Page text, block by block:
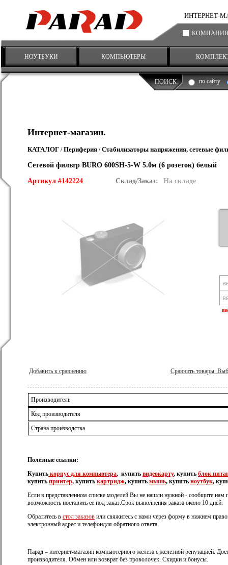
ИНТЕРНЕТ-
КОМПАНИЯ
НОУТБУКИ КОМПЬЮТЕРЫ
ПОИСК по сайту
Интернет-магазин.
КАТАЛОГ /Периферия /Стабилизаторы напряжения, сетевые
Сетевой фильтр BURO 600SH-5-W 5.0м (6 розеток) белый
Артикул #142224
Склад/Заказ: На складе
Добавить к сравнению Сравнить товары.
Производитель
Код производителя
Страна производства
Полезные ссылки:
Купить корпус для компьютера, купить видеокарту, купить блок
купить принтер, купить картридж, купить мышь, купить ноутбук,
Если в представленном списке моделей Вы не нашли нужной - сообщите
возможность поставить ее под заказ.Срок выполнения заказа около 10 дней.
Обратитесь в стол заказов или свяжитесь с нами через форму в нижнем
электронный адрес и телефондля обратного ответа.
Парад – интернет-магазин компьютерного железа с железной репутацией.
производителя. Обмен или возврат без проволочек. Скидки и бонусы.